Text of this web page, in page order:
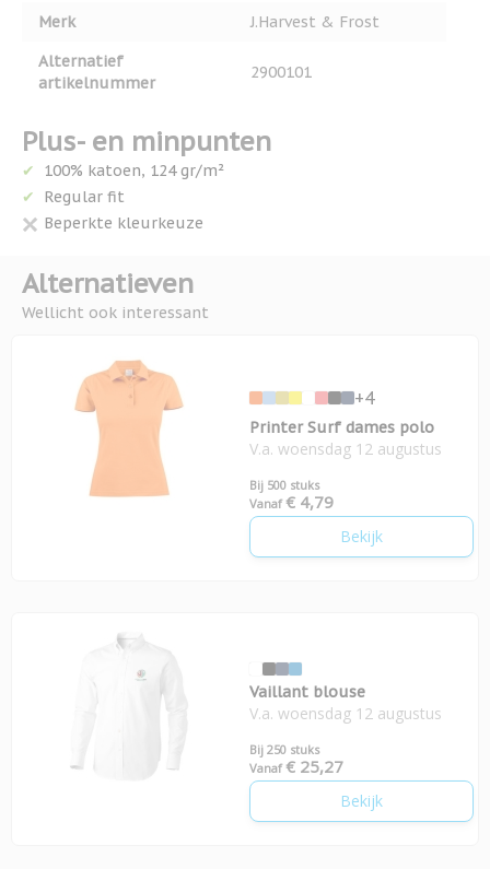
Merk
J.Harvest & Frost
Alternatief
artikelnummer
2900101
Plus- en minpunten
100% katoen, 124 gr/m²
Regular fit
Beperkte kleurkeuze
Alternatieven
Wellicht ook interessant
+4
Printer Surf dames polo
V.a. woensdag 12 augustus
Bij 500 stuks
Vanaf € 4,79
Bekijk
Vaillant blouse
V.a. woensdag 12 augustus
Bij 250 stuks
Vanaf € 25,27
Bekijk